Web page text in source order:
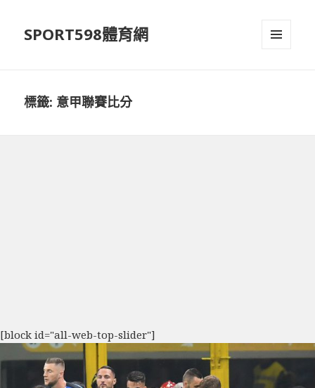
SPORT598體育網
標籤: 意甲聯賽比分
[block id="all-web-top-slider"]